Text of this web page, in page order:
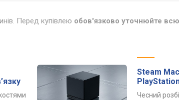
Перед купівлею обов'язково уточнюйте
Steam
Чесний